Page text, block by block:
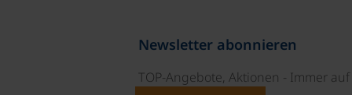
Newsletter abonnieren
TOP-Angebote, Aktionen - Immer